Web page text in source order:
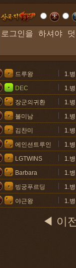
드루왕
1.
DEC
1.
장군의귀환
1.
볼미남
1.
김찬미
1.
에인션트루인
1.
LGTWINS
1.
Barbara
1.
빙궁푸르딩
1.
야근왕
1.
◀ 이